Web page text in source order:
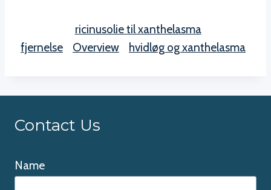
ricinusolie til xanthelasma
fjernelse
Overview hvidløg og xanthelasma
Contact Us
Name